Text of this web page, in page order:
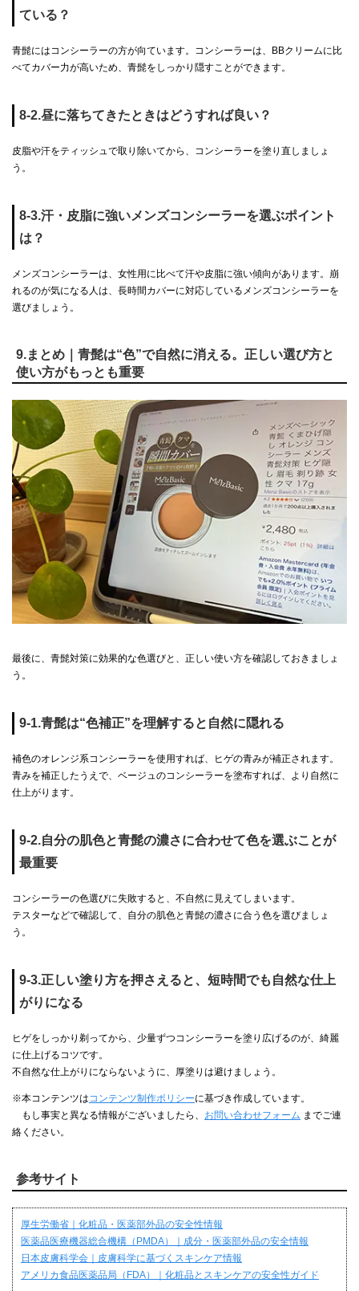
ている？
青髭にはコンシーラーの方が向ています。コンシーラーは、BBクリームに比
べてカバー力が高いため、青髭をしっかり隠すことができます。
8-2.昼に落ちてきたときはどうすれば良い？
皮脂や汗をティッシュで取り除いてから、コンシーラーを塗り直しましょ
う。
8-3.汗・皮脂に強いメンズコンシーラーを選ぶポイント
は？
メンズコンシーラーは、女性用に比べて汗や皮脂に強い傾向があります。崩
れるのが気になる人は、長時間カバーに対応しているメンズコンシーラーを
選びましょう。
9.まとめ｜青髭は“色”で自然に消える。正しい選び方と
使い方がもっとも重要
最後に、青髭対策に効果的な色選びと、正しい使い方を確認しておきましょ
う。
9-1.青髭は“色補正”を理解すると自然に隠れる
補色のオレンジ系コンシーラーを使用すれば、ヒゲの青みが補正されます。
青みを補正したうえで、ベージュのコンシーラーを塗布すれば、より自然に
仕上がります。
9-2.自分の肌色と青髭の濃さに合わせて色を選ぶことが
最重要
コンシーラーの色選びに失敗すると、不自然に見えてしまいます。
テスターなどで確認して、自分の肌色と青髭の濃さに合う色を選びましょ
う。
9-3.正しい塗り方を押さえると、短時間でも自然な仕上
がりになる
ヒゲをしっかり剃ってから、少量ずつコンシーラーを塗り広げるのが、綺麗
に仕上げるコツです。
不自然な仕上がりにならないように、厚塗りは避けましょう。
※本コンテンツはコンテンツ制作ポリシーに基づき作成しています。
もし事実と異なる情報がございましたら、 お問い合わせフォーム までご連
絡ください。
参考サイト
厚生労働省｜化粧品・医薬部外品の安全性情報
医薬品医療機器総合機構（PMDA）｜成分・医薬部外品の安全情報
日本皮膚科学会｜皮膚科学に基づくスキンケア情報
アメリカ食品医薬品局（FDA）｜化粧品とスキンケアの安全性ガイド